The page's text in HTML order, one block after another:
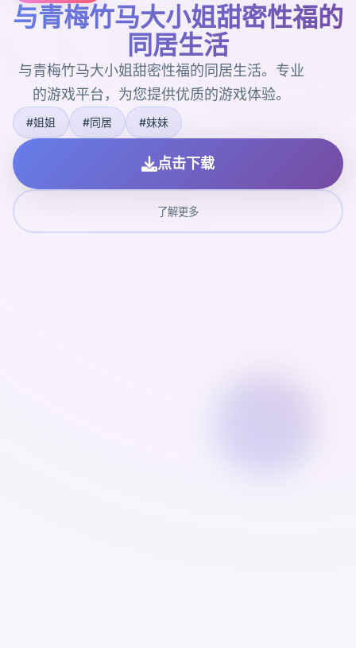
与青梅竹马大小姐甜密性福的
同居生活
与青梅竹马大小姐甜密性福的同居生活。专业
的游戏平台，为您提供优质的游戏体验。
#姐姐 #同居 #妹妹
点击下载
了解更多